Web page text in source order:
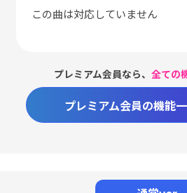
この曲は対応していません
プレミアム会員なら、全ての
プレミアム会員の機能